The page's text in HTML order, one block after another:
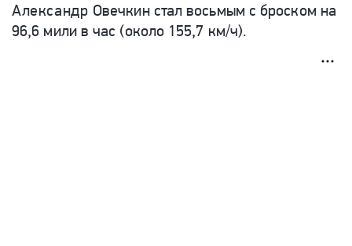
Александр Овечкин стал восьмым с броском на
96,6 мили в час (около 155,7 км/ч).